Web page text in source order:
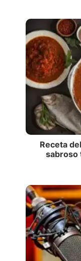
Receta
sabroso